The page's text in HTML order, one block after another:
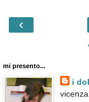
‹
mi presento...
i